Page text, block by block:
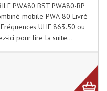
Actives
PWA80 BST PWA80-BP
mobile PWA-80 Livré
UHF 863.50 ou
ici pour lire la suite...